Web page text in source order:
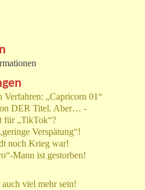
„Capricorn 01“
DER Titel. Aber… -
für „TikTok“?
Verspätung“!
noch Krieg war!
Mann ist gestorben!
viel mehr sein!